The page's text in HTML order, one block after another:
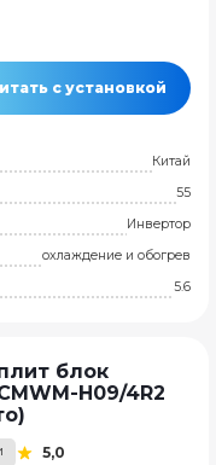
с установкой
Китай
55
Инвертор
охлаждение и обогрев
5.6
блок
H09/4R2
5,0